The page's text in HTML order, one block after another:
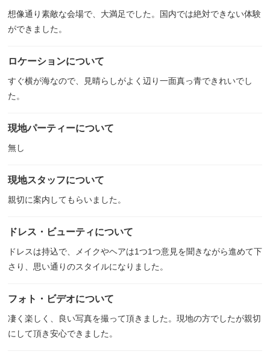
想像通り素敵な会場で、大満足でした。国内では絶対できない体験
ができました。
ロケーションについて
すぐ横が海なので、見晴らしがよく辺り一面真っ青できれいでし
た。
現地パーティーについて
無し
現地スタッフについて
親切に案内してもらいました。
ドレス・ビューティについて
ドレスは持込で、メイクやヘアは1つ1つ意見を聞きながら進めて下
さり、思い通りのスタイルになりました。
フォト・ビデオについて
凄く楽しく、良い写真を撮って頂きました。現地の方でしたが親切
にして頂き安心できました。